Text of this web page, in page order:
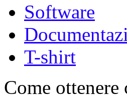
Software
T-shirt
Come